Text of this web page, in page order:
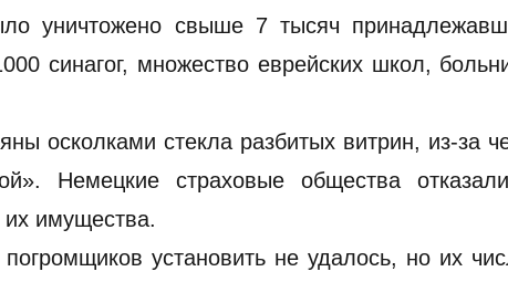
уничтожено свыше 7 тысяч
синагог, множество еврейских школ,
осколками стекла разбитых витрин, из-за
Немецкие страховые общества
имущества.
установить не удалось, но их